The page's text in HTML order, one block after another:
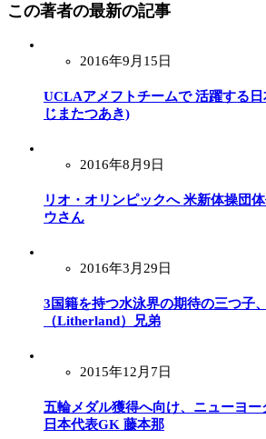
この著者の最新の記事
2016年9月15日
UCLAアメフトチームで 活躍する日
じまたつあき)
2016年8月9日
リオ・オリンピックへ 米新体操団
ウさん
2016年3月29日
3国籍を持つ水泳界の期待の三つ子
（Litherland）兄弟
2015年12月7日
五輪メダル獲得へ向け、ニューヨ
日本代表GK 藤本那